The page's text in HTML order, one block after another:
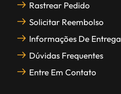
Rastrear Pedido
Solicitar Reembolso
Informações De Entrega
Dúvidas Frequentes
Entre Em Contato